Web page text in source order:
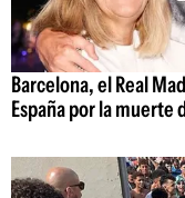
Barcelona, el Real
España por la muerte